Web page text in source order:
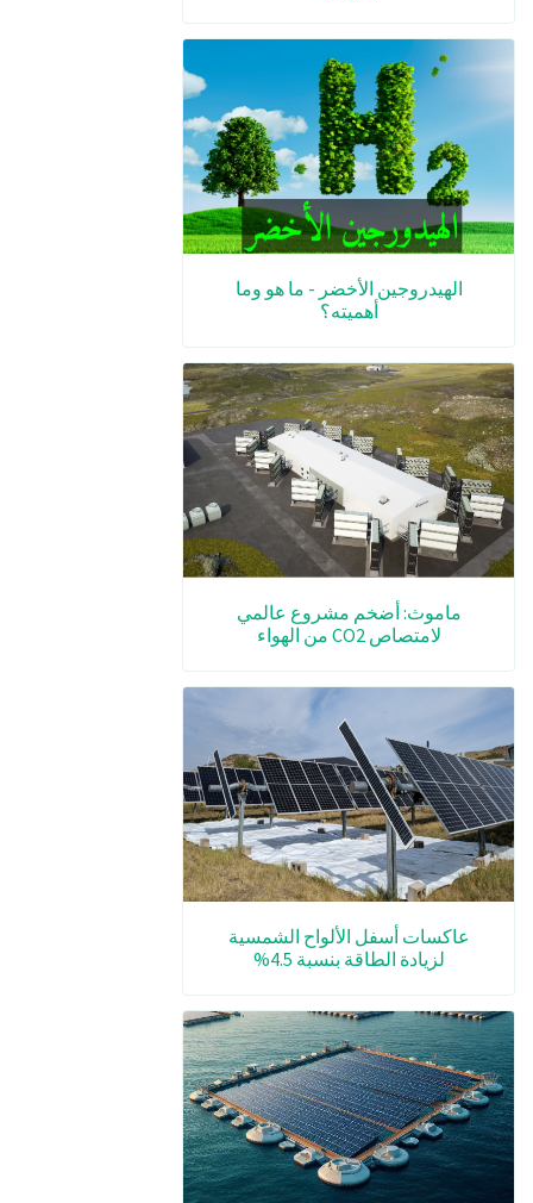
الهيدروجين الأخضر - ما هو وما
أهميته؟
ماموث: أضخم مشروع عالمي
لامتصاص CO2 من الهواء
عاكسات أسفل الألواح الشمسية
لزيادة الطاقة بنسبة 4.5%